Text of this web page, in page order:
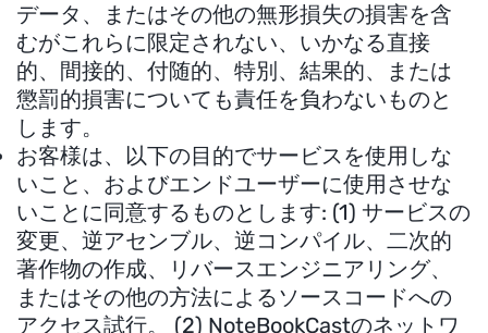
データ、またはその他の無形損失の損害を含
むがこれらに限定されない、いかなる直接
的、間接的、付随的、特別、結果的、または
懲罰的損害についても責任を負わないものと
します。
お客様は、以下の目的でサービスを使用しな
いこと、およびエンドユーザーに使用させな
いことに同意するものとします: (1) サービスの
変更、逆アセンブル、逆コンパイル、二次的
著作物の作成、リバースエンジニアリング、
またはその他の方法によるソースコードへの
アクセス試行。 (2) NoteBookCastのネットワ